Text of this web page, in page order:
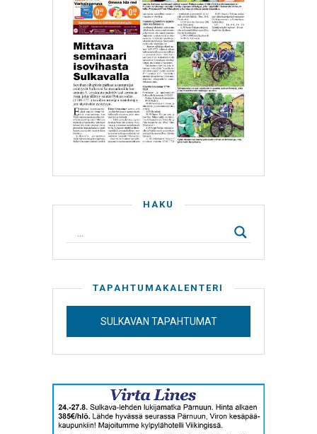
HAKU
TAPAHTUMAKALENTERI
SULKAVAN TAPAHTUMAT